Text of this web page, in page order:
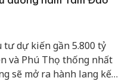
dự kiến gần 5.800 tỷ
và Phú Thọ thống nhất
sẽ mở ra hành lang kết